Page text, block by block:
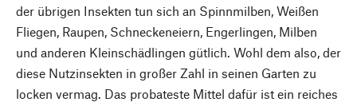
der übrigen Insekten tun sich an Spinnmilben, Weißen
Fliegen, Raupen, Schneckeneiern, Engerlingen, Milben
und anderen Kleinschädlingen gütlich. Wohl dem also, der
diese Nutzinsekten in großer Zahl in seinen Garten zu
locken vermag. Das probateste Mittel dafür ist ein reiches